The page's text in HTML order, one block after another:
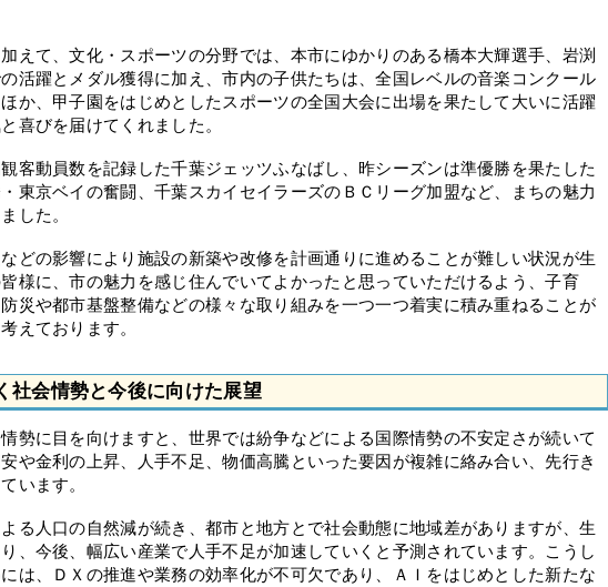
えて、文化・スポーツの分野では、本市にゆかりのある橋本大輝選手、岩渕
活躍とメダル獲得に加え、市内の子供たちは、全国レベルの音楽コンクール
か、甲子園をはじめとしたスポーツの全国大会に出場を果たして大いに活躍
喜びを届けてくれました。
客動員数を記録した千葉ジェッツふなばし、昨シーズンは準優勝を果たした
東京ベイの奮闘、千葉スカイセイラーズのＢＣリーグ加盟など、まちの魅力
した。
どの影響により施設の新築や改修を計画通りに進めることが難しい状況が生
様に、市の魅力を感じ住んでいてよかったと思っていただけるよう、子育
災や都市基盤整備などの様々な取り組みを一つ一つ着実に積み重ねることが
えております。
社会情勢と今後に向けた展望
勢に目を向けますと、世界では紛争などによる国際情勢の不安定さが続いて
や金利の上昇、人手不足、物価高騰といった要因が複雑に絡み合い、先行き
います。
る人口の自然減が続き、都市と地方とで社会動態に地域差がありますが、生
、今後、幅広い産業で人手不足が加速していくと予測されています。こうし
は、ＤＸの推進や業務の効率化が不可欠であり、ＡＩをはじめとした新たな